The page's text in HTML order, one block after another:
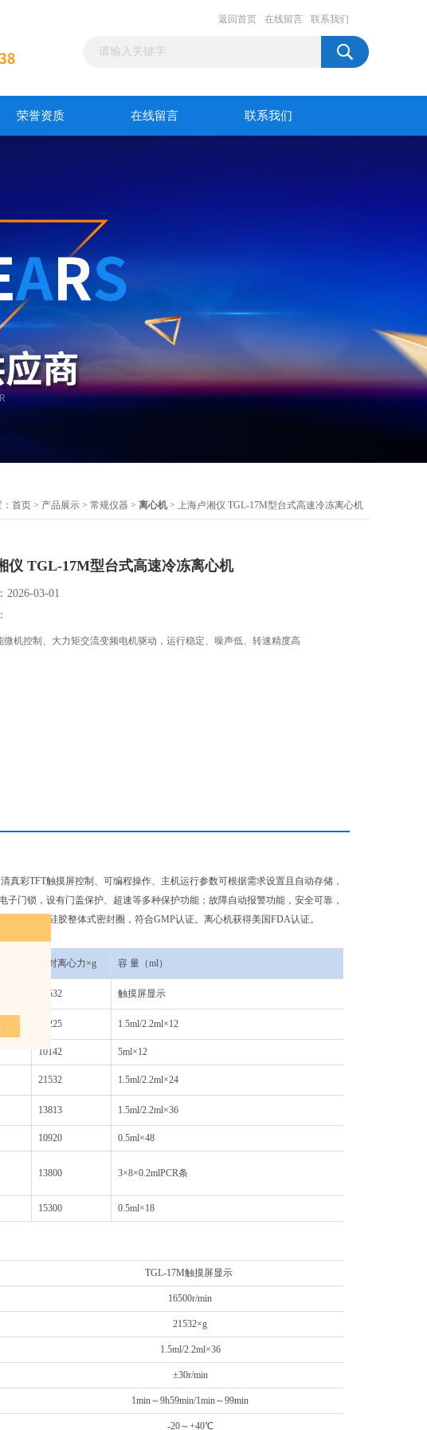
返回首页 在线留言 联系我们
荣誉资质 在线留言 联系我们
首页 > 产品展示 > 常规仪器 > 离心机 > 上海卢湘仪 TGL-17M型台式高速冷冻离心机
仪 TGL-17M型台式高速冷冻离心机
2026-03-01
微机控制、大力矩交流变频电机驱动，运行稳定、噪声低、转速精度高
彩TFT触摸屏控制、可编程操作、主机运行参数可根据需求设置且自动存储，
门锁，设有门盖保护、超速等多种保护功能；故障自动报警功能，安全可靠，
食用级硅胶整体式密封圈，符合GMP认证。离心机获得美国FDA认证。
相对离心力×g 容 量（ml）
21532 触摸屏显示
19225 1.5ml/2.2ml×12
10142 5ml×12
21532 1.5ml/2.2ml×24
13813 1.5ml/2.2ml×36
10920 0.5ml×48
13800 3×8×0.2mlPCR条
15300 0.5ml×18
TGL-17M触摸屏显示
16500r/min
21532×g
1.5ml/2.2ml×36
±30r/min
1min～9h59min/1min～99min
-20～+40℃